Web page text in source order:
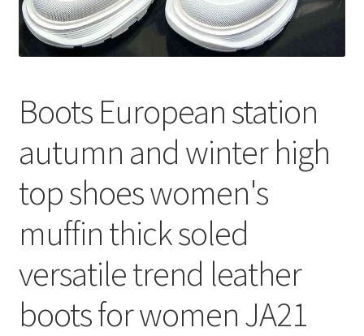
Boots European station
autumn and winter high
top shoes women's
muffin thick soled
versatile trend leather
boots for women JA21